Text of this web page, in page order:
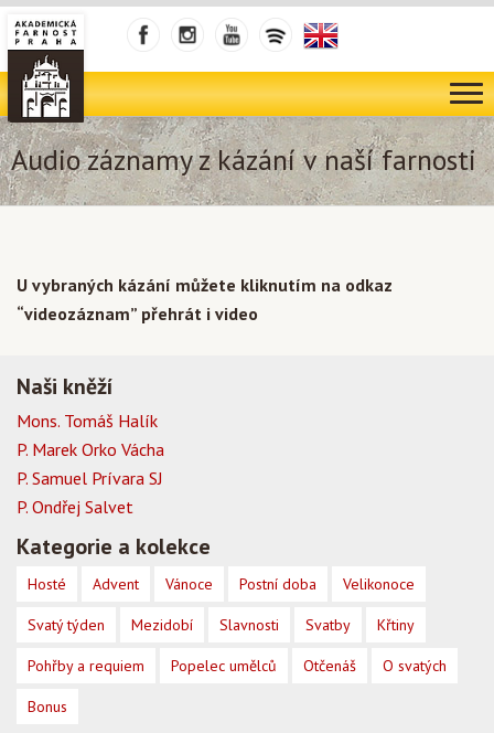
Audio záznamy z kázání v naší farnosti
U vybraných kázání můžete kliknutím na odkaz
“videozáznam” přehrát i video
Naši kněží
Mons. Tomáš Halík
P. Marek Orko Vácha
P. Samuel Prívara SJ
P. Ondřej Salvet
Kategorie a kolekce
Hosté Advent Vánoce Postní doba Velikonoce
Svatý týden Mezidobí Slavnosti Svatby Křtiny
Pohřby a requiem Popelec umělců Otčenáš O svatých
Bonus